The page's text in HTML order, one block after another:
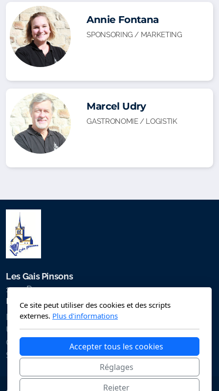
Annie Fontana
SPONSORING / MARKETING
Marcel Udry
GASTRONOMIE / LOGISTIK
Les Gais Pinsons
1530 Payerne
Les Gais Pinsons
Notre société
Unser Verein
Comité CSA 2027
SAW-Komitee 2027
Ce site peut utiliser des cookies et des scripts
externes. Plus d'informations
Accepter tous les cookies
Réglages
Rejeter